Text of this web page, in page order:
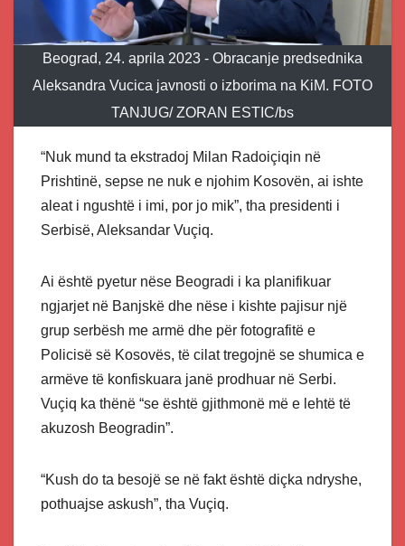
Beograd, 24. aprila 2023 - Obracanje predsednika
Aleksandra Vucica javnosti o izborima na KiM. FOTO
TANJUG/ ZORAN ESTIC/bs
“Nuk mund ta ekstradoj Milan Radoiçiqin në
Prishtinë, sepse ne nuk e njohim Kosovën, ai ishte
aleat i ngushtë i imi, por jo mik”, tha presidenti i
Serbisë, Aleksandar Vuçiq.
Ai është pyetur nëse Beogradi i ka planifikuar
ngjarjet në Banjskë dhe nëse i kishte pajisur një
grup serbësh me armë dhe për fotografitë e
Policisë së Kosovës, të cilat tregojnë se shumica e
armëve të konfiskuara janë prodhuar në Serbi.
Vuçiq ka thënë “se është gjithmonë më e lehtë të
akuzosh Beogradin”.
“Kush do ta besojë se në fakt është diçka ndryshe,
pothuajse askush”, tha Vuçiq.